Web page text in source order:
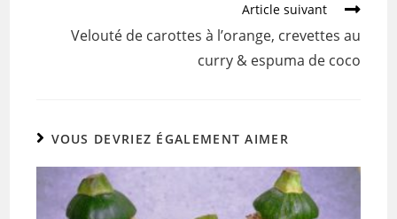
k
Article suivant
Velouté de carottes à l’orange, crevettes au
curry & espuma de coco
VOUS DEVRIEZ ÉGALEMENT AIMER